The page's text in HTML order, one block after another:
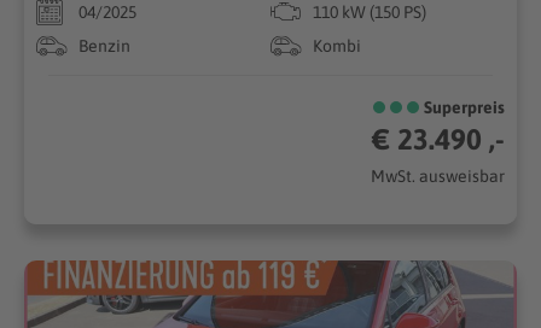
04/2025
110 kW (150 PS)
Benzin
Kombi
Superpreis
€ 23.490 ,-
MwSt. ausweisbar